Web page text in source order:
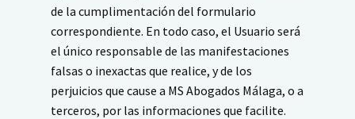
de la cumplimentación del formulario
correspondiente. En todo caso, el Usuario será
el único responsable de las manifestaciones
falsas o inexactas que realice, y de los
perjuicios que cause a MS Abogados Málaga, o a
terceros, por las informaciones que facilite.